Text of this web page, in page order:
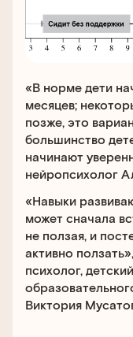
«В норме дети
месяцев;
позже, это
большинство
начинают
нейропсихолог
«Навыки
может сначала
не ползая, и
активно
психолог,
Виктория